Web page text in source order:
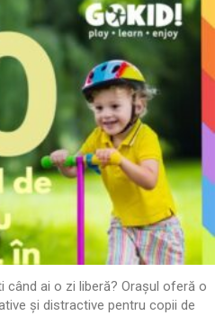
când ai o zi liberă? Orașul oferă o
și distractive pentru copii de